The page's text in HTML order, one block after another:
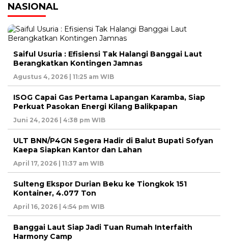
NASIONAL
Saiful Usuria : Efisiensi Tak Halangi Banggai Laut
Berangkatkan Kontingen Jamnas
Agustus 4, 2026 | 11:25 am WIB
ISOG Capai Gas Pertama Lapangan Karamba, Siap
Perkuat Pasokan Energi Kilang Balikpapan
Juni 24, 2026 | 4:38 pm WIB
ULT BNN/P4GN Segera Hadir di Balut Bupati Sofyan
Kaepa Siapkan Kantor dan Lahan
April 17, 2026 | 11:37 am WIB
Sulteng Ekspor Durian Beku ke Tiongkok 151
Kontainer, 4.077 Ton
April 16, 2026 | 4:54 pm WIB
Banggai Laut Siap Jadi Tuan Rumah Interfaith
Harmony Camp